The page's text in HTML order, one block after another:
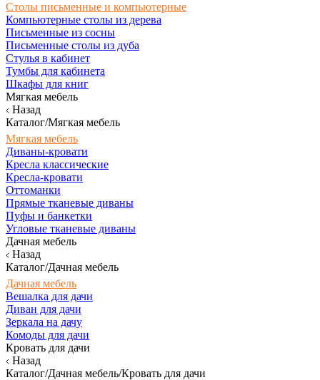
Столы письменные и компьютерные
Компьютерные столы из дерева
Письменные из сосны
Письменные столы из дуба
Стулья в кабинет
Тумбы для кабинета
Шкафы для книг
Мягкая мебель
Назад
Каталог/Мягкая мебель
Мягкая мебель
Диваны-кровати
Кресла классические
Кресла-кровати
Оттоманки
Прямые тканевые диваны
Пуфы и банкетки
Угловые тканевые диваны
Дачная мебель
Назад
Каталог/Дачная мебель
Дачная мебель
Вешалка для дачи
Диван для дачи
Зеркала на дачу
Комоды для дачи
Кровать для дачи
Назад
Каталог/Дачная мебель/Кровать для дачи